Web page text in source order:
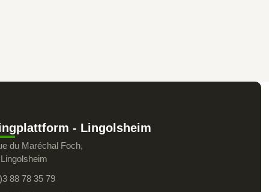
- Lingolsheim
du Maréchal Foch,
88 78 35 79